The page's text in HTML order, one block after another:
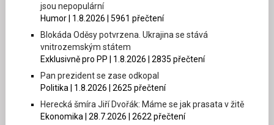
jsou nepopulární
Humor | 1.8.2026 | 5961 přečtení
Blokáda Oděsy potvrzena. Ukrajina se stává
vnitrozemským státem
Exklusivně pro PP | 1.8.2026 | 2835 přečtení
Pan prezident se zase odkopal
Politika | 1.8.2026 | 2625 přečtení
Herecká šmíra Jiří Dvořák: Máme se jak prasata v žitě
Ekonomika | 28.7.2026 | 2622 přečtení